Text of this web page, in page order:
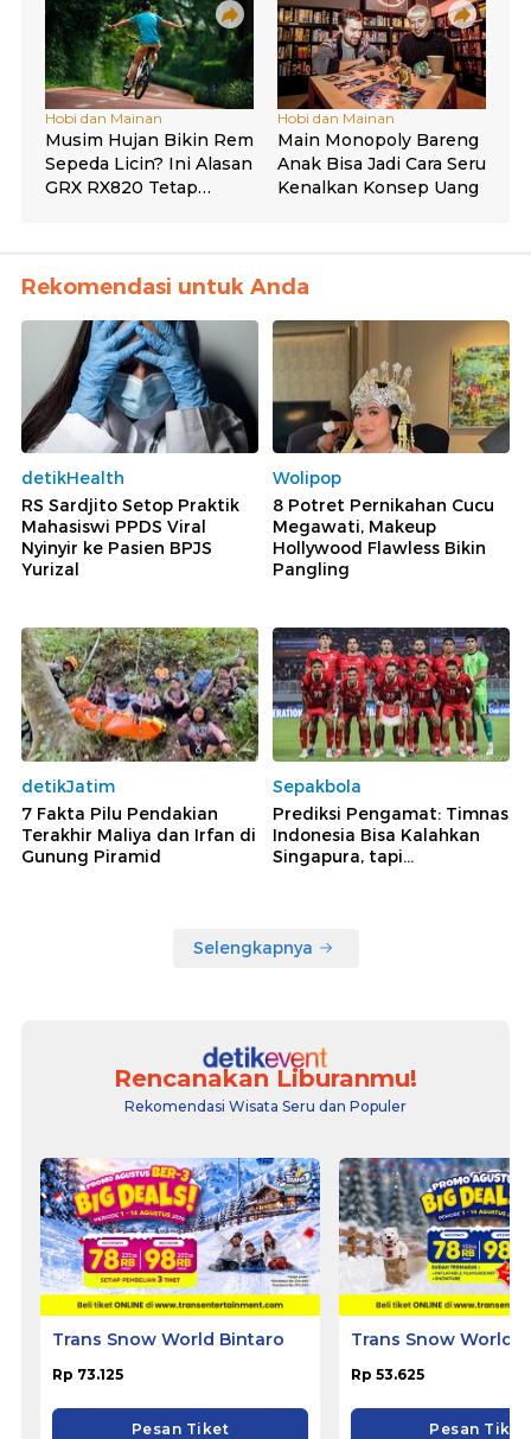
Rekomendasi untuk Anda
detikHealth
RS Sardjito Setop Praktik
Mahasiswi PPDS Viral
Nyinyir ke Pasien BPJS
Yurizal
Wolipop
8 Potret Pernikahan Cucu
Megawati, Makeup
Hollywood Flawless Bikin
Pangling
detikJatim
7 Fakta Pilu Pendakian
Terakhir Maliya dan Irfan di
Gunung Piramid
Sepakbola
Prediksi Pengamat: Timnas
Indonesia Bisa Kalahkan
Singapura, tapi...
Selengkapnya
Rencanakan Liburanmu!
Rekomendasi Wisata Seru dan Populer
Trans Snow World Bintaro
Rp 73.125
Pesan Tiket
Trans Snow World
Rp 53.625
Pesan Tiket